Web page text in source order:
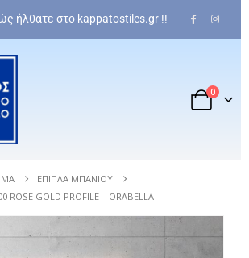
ήλθατε στο kappatostiles.gr !!
0
ΈΠΙΠΛΑ ΜΠΆΝΙΟΥ
ROSE GOLD PROFILE – ORABELLA